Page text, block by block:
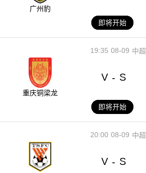
广州豹
即将开始
08-09
19:35 中超
重庆铜梁龙
V - S
即将开始
08-09
20:00 中超
V - S